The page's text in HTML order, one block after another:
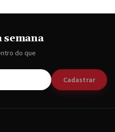
semana
do que
Cadastrar